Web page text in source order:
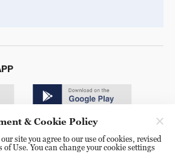
& Cookie Policy
site you agree to our use of cookies, revised
Use. You can change your cookie settings